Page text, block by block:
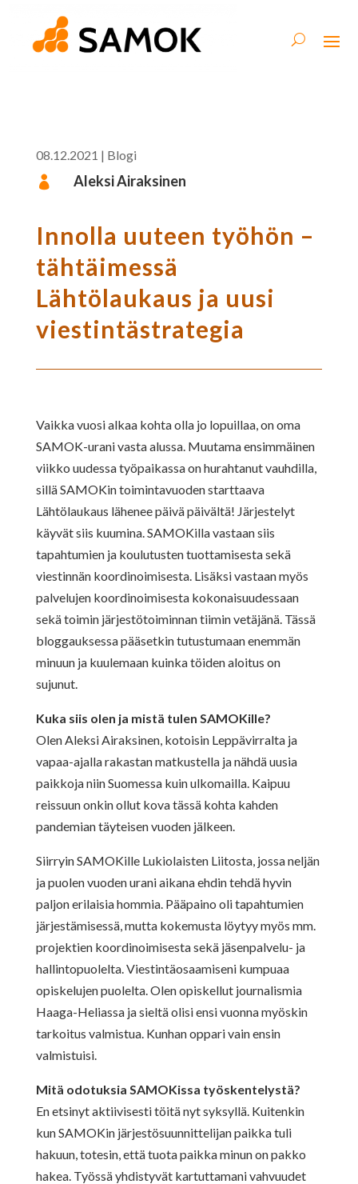
08.12.2021 | Blogi
 Aleksi Airaksinen
Innolla uuteen työhön –
tähtäimessä
Lähtölaukaus ja uusi
viestintästrategia
Vaikka vuosi alkaa kohta olla jo lopuillaa, on oma
SAMOK-urani vasta alussa. Muutama ensimmäinen
viikko uudessa työpaikassa on hurahtanut vauhdilla,
sillä SAMOKin toimintavuoden starttaava
Lähtölaukaus lähenee päivä päivältä! Järjestelyt
käyvät siis kuumina. SAMOKilla vastaan siis
tapahtumien ja koulutusten tuottamisesta sekä
viestinnän koordinoimisesta. Lisäksi vastaan myös
palvelujen koordinoimisesta kokonaisuudessaan
sekä toimin järjestötoiminnan tiimin vetäjänä. Tässä
bloggauksessa pääsetkin tutustumaan enemmän
minuun ja kuulemaan kuinka töiden aloitus on
sujunut.
Kuka siis olen ja mistä tulen SAMOKille?
Olen Aleksi Airaksinen, kotoisin Leppävirralta ja
vapaa-ajalla rakastan matkustella ja nähdä uusia
paikkoja niin Suomessa kuin ulkomailla. Kaipuu
reissuun onkin ollut kova tässä kohta kahden
pandemian täyteisen vuoden jälkeen.
Siirryin SAMOKille Lukiolaisten Liitosta, jossa neljän
ja puolen vuoden urani aikana ehdin tehdä hyvin
paljon erilaisia hommia. Pääpaino oli tapahtumien
järjestämisessä, mutta kokemusta löytyy myös mm.
projektien koordinoimisesta sekä jäsenpalvelu- ja
hallintopuolelta. Viestintäosaamiseni kumpuaa
opiskelujen puolelta. Olen opiskellut journalismia
Haaga-Heliassa ja sieltä olisi ensi vuonna myöskin
tarkoitus valmistua. Kunhan oppari vain ensin
valmistuisi.
Mitä odotuksia SAMOKissa työskentelystä?
En etsinyt aktiivisesti töitä nyt syksyllä. Kuitenkin
kun SAMOKin järjestösuunnittelijan paikka tuli
hakuun, totesin, että tuota paikka minun on pakko
hakea. Työssä yhdistyvät kartuttamani vahvuudet